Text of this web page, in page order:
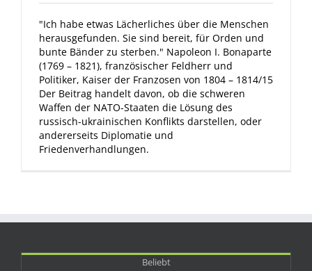
"Ich habe etwas Lächerliches über die Menschen
herausgefunden. Sie sind bereit, für Orden und
bunte Bänder zu sterben." Napoleon I. Bonaparte
(1769 – 1821), französischer Feldherr und
Politiker, Kaiser der Franzosen von 1804 – 1814/15
Der Beitrag handelt davon, ob die schweren
Waffen der NATO-Staaten die Lösung des
russisch-ukrainischen Konflikts darstellen, oder
andererseits Diplomatie und
Friedenverhandlungen.
Beliebt